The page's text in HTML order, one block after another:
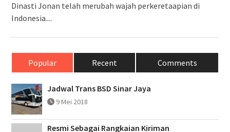
Dinasti Jonan telah merubah wajah perkeretaapian di
Indonesia....
Popular Recent Comments
Jadwal Trans BSD Sinar Jaya
9 Mei 2018
Resmi Sebagai Rangkaian Kiriman